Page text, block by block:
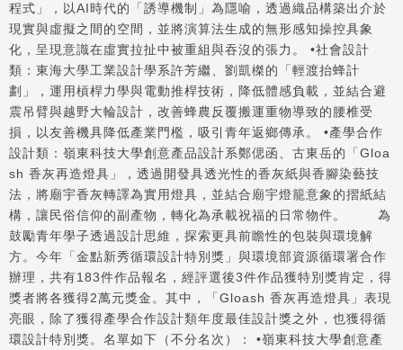
程式」，以AI時代的「誘導機制」為隱喻，透過織品構築出介於
現實與虛擬之間的空間，並將演算法生成的無形感知操控具象
化，呈現意識在虛實拉扯中被重組與吞沒的張力。 •社會設計
類：東海大學工業設計學系許芳繼、劉凱榤的「輕渡抬蜂計
劃」，運用槓桿力學與電動推桿技術，降低體感負載，並結合避
震吊臂與越野大輪設計，改善蜂農反覆搬運重物導致的腰椎受
損，以友善機具降低產業門檻，吸引青年返鄉傳承。 •產學合作
設計類：嶺東科技大學創意產品設計系鄭偲函、古東岳的「Gloa
sh 香灰再造燈具」，透過開發具透光性的香灰紙與香腳染藝技
法，將廟宇香灰轉譯為實用燈具，並結合廟宇燈籠意象的摺紙結
構，讓民俗信仰的副產物，轉化為承載祝福的日常物件。 為
鼓勵青年學子透過設計思維，探索更具前瞻性的包裝與環境解
方。今年「金點新秀循環設計特別獎」與環境部資源循環署合作
辦理，共有183件作品報名，經評選後3件作品獲特別獎肯定，得
獎者將各獲得2萬元獎金。其中，「Gloash 香灰再造燈具」表現
亮眼，除了獲得產學合作設計類年度最佳設計獎之外，也獲得循
環設計特別獎。名單如下（不分名次）： •嶺東科技大學創意產